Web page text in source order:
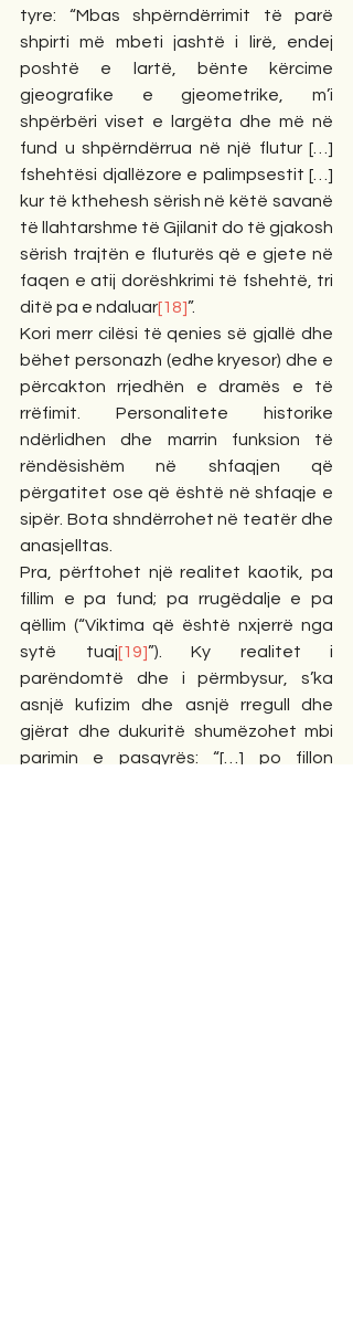
tyre: “Mbas shpërndërrimit të parë
shpirti më mbeti jashtë i lirë, endej
poshtë e lartë, bënte kërcime
gjeografike e gjeometrike, m’i
shpërbëri viset e largëta dhe më në
fund u shpërndërrua në një flutur […]
fshehtësi djallëzore e palimpsestit […]
kur të kthehesh sërish në këtë savanë
të llahtarshme të Gjilanit do të gjakosh
sërish trajtën e fluturës që e gjete në
faqen e atij dorëshkrimi të fshehtë, tri
ditë pa e ndaluar[18]”.
Kori merr cilësi të qenies së gjallë dhe
bëhet personazh (edhe kryesor) dhe e
përcakton rrjedhën e dramës e të
rrëfimit. Personalitete historike
ndërlidhen dhe marrin funksion të
rëndësishëm në shfaqjen që
përgatitet ose që është në shfaqje e
sipër. Bota shndërrohet në teatër dhe
anasjelltas.
Pra, përftohet një realitet kaotik, pa
fillim e pa fund; pa rrugëdalje e pa
qëllim (“Viktima që është nxjerrë nga
sytë tuaj[19]”). Ky realitet i
parëndomtë dhe i përmbysur, s’ka
asnjë kufizim dhe asnjë rregull dhe
gjërat dhe dukuritë shumëzohet mbi
parimin e pasqyrës: “[…] po fillon